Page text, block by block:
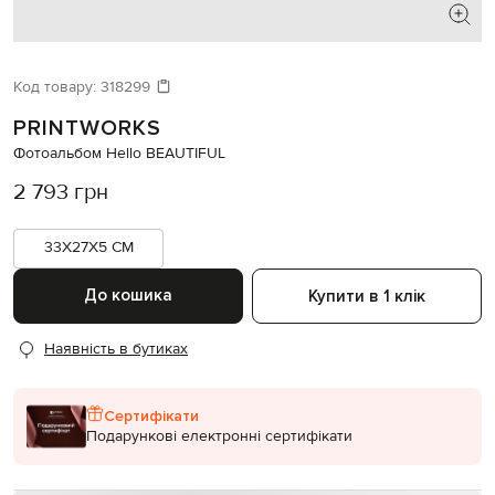
Код товару: 318299
PRINTWORKS
Фотоальбом Hello BEAUTIFUL
2 793 грн
33X27X5 CM
До кошика Купити в 1 клік
Наявність в бутиках
Сертифікати
Подарункові електронні сертифікати